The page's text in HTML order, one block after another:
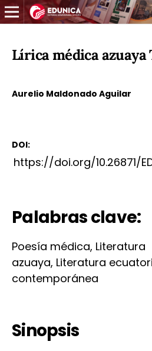
Lírica médica azuaya
Aurelio Maldonado Aguilar
DOI:
https://doi.org/10.26871/
Palabras clave:
Poesía médica, Literatura
azuaya, Literatura
contemporánea
Sinopsis